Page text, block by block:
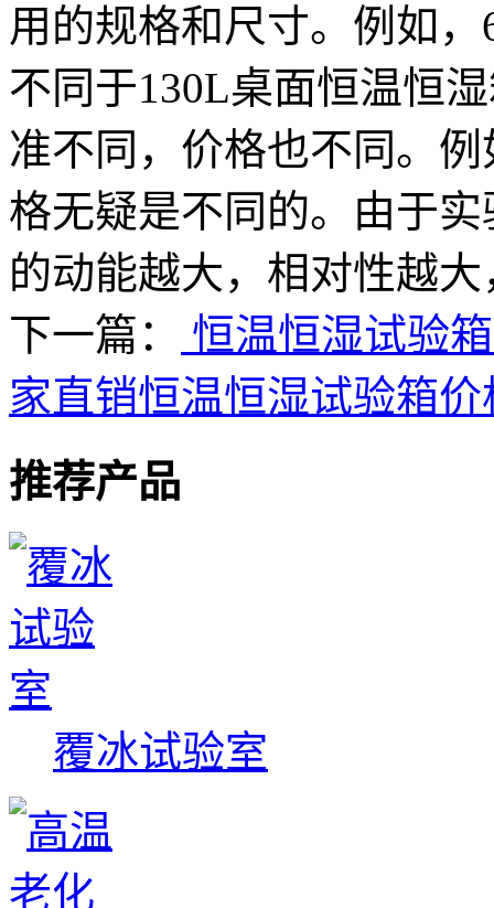
用的规格和尺寸。例如
不同于130L桌面恒温恒
准不同，价格也不同。
格无疑是不同的。由于
的动能越大，相对性越
下一篇：
恒温恒湿试验
家直销恒温恒湿试验箱价
推荐产品
覆冰试验室